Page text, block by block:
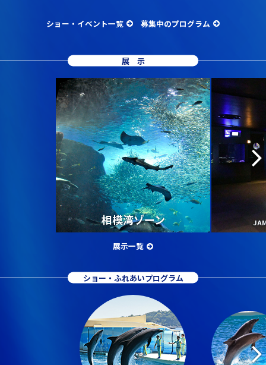
ショー・イベント一覧 募集中のプログラム
展示
相模湾ゾーン
展示一覧
ショー・ふれあいプログラム